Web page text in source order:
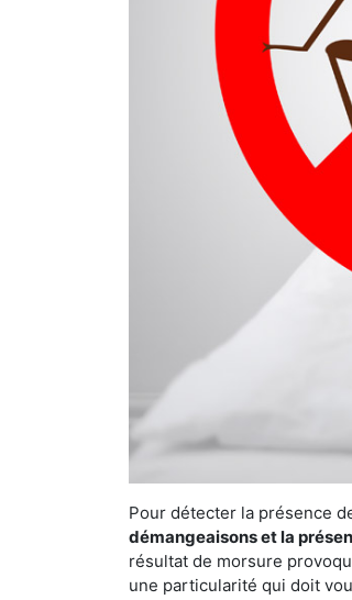
Pour détecter la présence
démangeaisons et la
résultat de morsure
une particularité qui doit